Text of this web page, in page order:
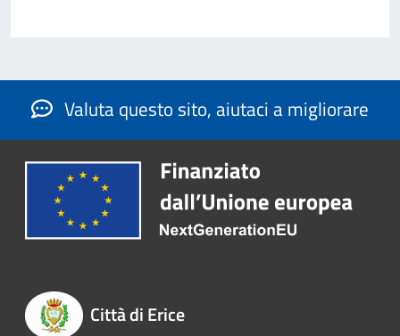
Valuta questo sito, aiutaci a migliorare
Città di Erice